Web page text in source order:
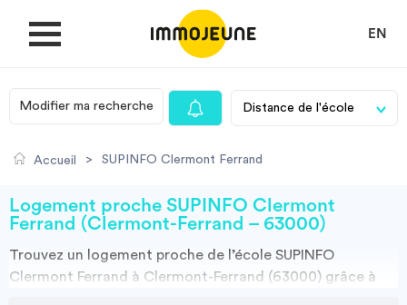
EN
MON COMPTE
Je cherche un logement
Modifier ma recherche
Accueil > SUPINFO Clermont Ferrand
Logement proche SUPINFO Clermont
Ferrand (Clermont-Ferrand – 63000)
Trouvez un logement proche de l’école SUPINFO
Clermont Ferrand à Clermont-Ferrand (63000) grâce à